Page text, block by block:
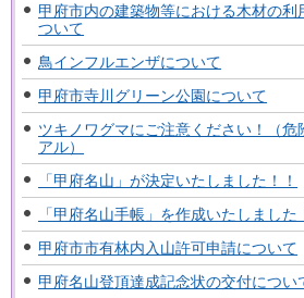
甲府市内の建築物等における木材の利
ついて
鳥インフルエンザについて
甲府市寺川グリーン公園について
ツキノワグマにご注意ください！（危
アル）
「甲府名山」が決定いたしました！！
「甲府名山手帳」を作成いたしました
甲府市市有林内入山許可申請について
甲府名山登頂達成記念状の交付につい